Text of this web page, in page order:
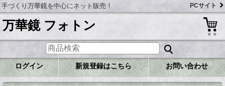
手づくり万華鏡を中心にネット販売！ PCサイト
万華鏡 フォトン
ログイン 新規登録はこちら お問い合わせ